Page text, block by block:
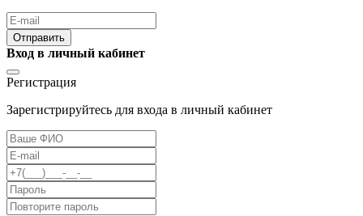
Отправить
Вход в личный кабинет
Регистрация
Зарегистрируйтесь для входа в личный кабинет